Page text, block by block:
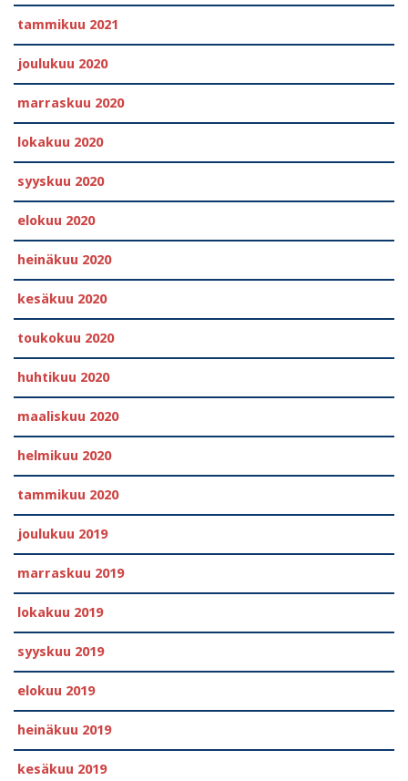
tammikuu 2021
joulukuu 2020
marraskuu 2020
lokakuu 2020
syyskuu 2020
elokuu 2020
heinäkuu 2020
kesäkuu 2020
toukokuu 2020
huhtikuu 2020
maaliskuu 2020
helmikuu 2020
tammikuu 2020
joulukuu 2019
marraskuu 2019
lokakuu 2019
syyskuu 2019
elokuu 2019
heinäkuu 2019
kesäkuu 2019